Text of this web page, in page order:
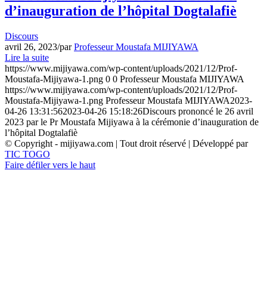
d’inauguration de l’hôpital Dogtalafiè
Discours
avril 26, 2023/parProfesseur Moustafa MIJIYAWA
Lire la suite
https://www.mijiyawa.com/wp-content/uploads/2021/12/Prof-
Moustafa-Mijiyawa-1.png 0 0 Professeur Moustafa MIJIYAWA
https://www.mijiyawa.com/wp-content/uploads/2021/12/Prof-
Moustafa-Mijiyawa-1.png Professeur Moustafa MIJIYAWA2023-
04-26 13:31:562023-04-26 15:18:26Discours prononcé le 26 avril
2023 par le Pr Moustafa Mijiyawa à la cérémonie d’inauguration de
l’hôpital Dogtalafiè
© Copyright - mijiyawa.com | Tout droit réservé | Développé par
TIC TOGO
Faire défiler vers le haut